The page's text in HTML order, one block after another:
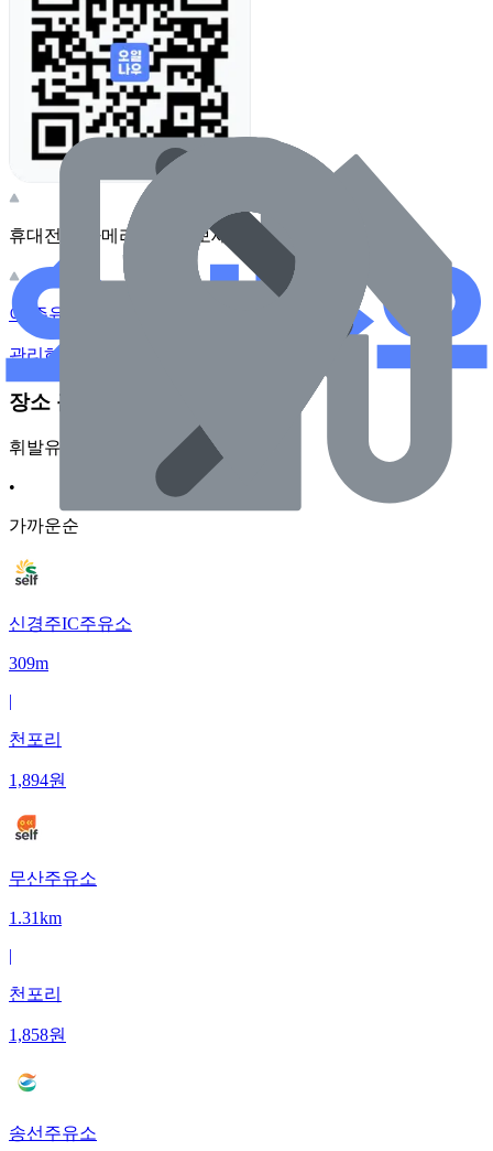
휴대전화 카메라로 찍어보세요
이 주유소의 사장님이신가요?
관리하기
장소 근처 주유소
휘발유
•
가까운순
신경주IC주유소
309m
|
천포리
1,894원
무산주유소
1.31km
|
천포리
1,858원
송선주유소